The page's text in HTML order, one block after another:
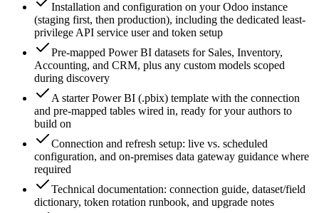
Installation and configuration on your Odoo instance
(staging first, then production), including the dedicated least-
privilege API service user and token setup
Pre-mapped Power BI datasets for Sales, Inventory,
Accounting, and CRM, plus any custom models scoped
during discovery
A starter Power BI (.pbix) template with the connection
and pre-mapped tables wired in, ready for your authors to
build on
Connection and refresh setup: live vs. scheduled
configuration, and on-premises data gateway guidance where
required
Technical documentation: connection guide, dataset/field
dictionary, token rotation runbook, and upgrade notes